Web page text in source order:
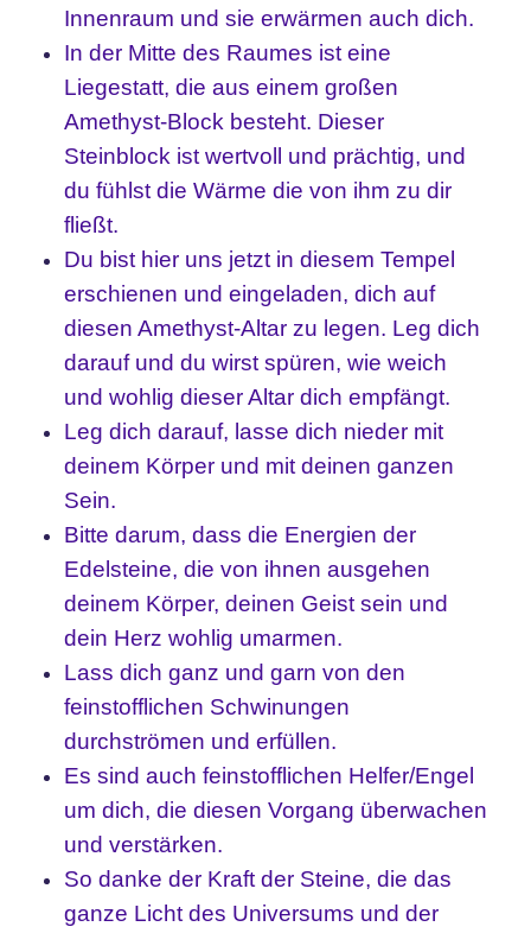
Innenraum und sie erwärmen auch dich.
In der Mitte des Raumes ist eine
Liegestatt, die aus einem großen
Amethyst-Block besteht. Dieser
Steinblock ist wertvoll und prächtig, und
du fühlst die Wärme die von ihm zu dir
fließt.
Du bist hier uns jetzt in diesem Tempel
erschienen und eingeladen, dich auf
diesen Amethyst-Altar zu legen. Leg dich
darauf und du wirst spüren, wie weich
und wohlig dieser Altar dich empfängt.
Leg dich darauf, lasse dich nieder mit
deinem Körper und mit deinen ganzen
Sein.
Bitte darum, dass die Energien der
Edelsteine, die von ihnen ausgehen
deinem Körper, deinen Geist sein und
dein Herz wohlig umarmen.
Lass dich ganz und garn von den
feinstofflichen Schwinungen
durchströmen und erfüllen.
Es sind auch feinstofflichen Helfer/Engel
um dich, die diesen Vorgang überwachen
und verstärken.
So danke der Kraft der Steine, die das
ganze Licht des Universums und der